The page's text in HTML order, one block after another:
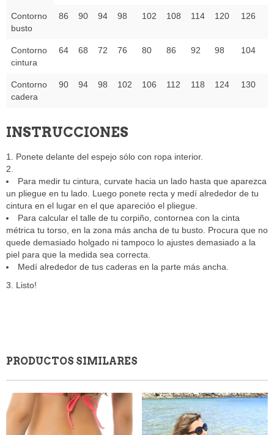
Contorno
busto
86 90 94 98 102 108 114 120 126
Contorno
cintura
64 68 72 76 80 86 92 98 104
Contorno
cadera
90 94 98 102 106 112 118 124 130
INSTRUCCIONES
Ponete delante del espejo sólo con ropa interior.
Para medir tu cintura, curvate hacia un lado hasta que aparezca
un pliegue en tu lado. Luego ponete recta y medí alrededor de tu
cintura en el lugar en el que aparecióo el pliegue.
Para calcular el talle de tu corpiño, contornea con la cinta
métrica tu torso, en la zona más ancha de tu busto. Procura que no
quede demasiado holgado ni tampoco lo ajustes demasiado a la
piel para que la medida sea correcta.
Medí alrededor de tus caderas en la parte más ancha.
Listo!
PRODUCTOS SIMILARES